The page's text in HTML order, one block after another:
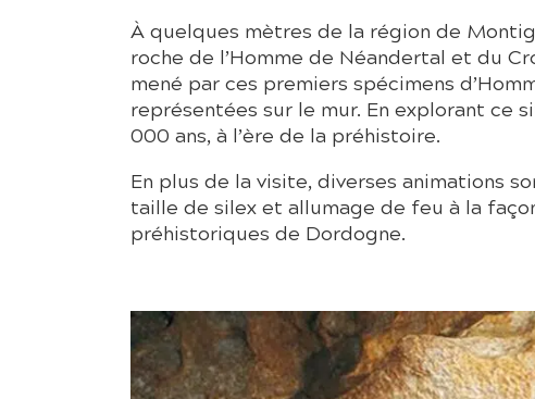
À quelques mètres de la région de
roche de l’Homme de Néandertal et du
mené par ces premiers spécimens
représentées sur le mur. En explorant ce
000 ans, à l’ère de la préhistoire.
En plus de la visite, diverses animations
taille de silex et allumage de feu à la
préhistoriques de Dordogne.